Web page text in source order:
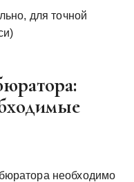
для точной
необходимо